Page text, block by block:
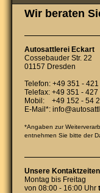
Wir beraten
Autosattlerei Eckart
Cossebauder Str. 22
01157 Dresden
Telefon: +49 351 -
Telefax: +49 351 - 427
Mobil: +49 152 - 54
E-Mail*:
*Angaben zur
entnehmen Sie bitte der
Unsere
Montag bis Freitag
von 08:00 - 16:00 Uhr